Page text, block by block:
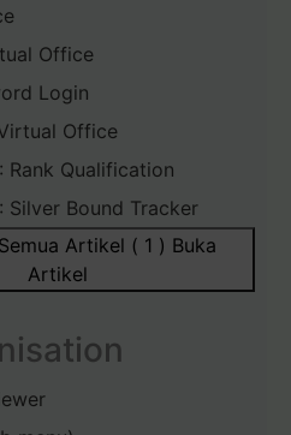
Office
Login
Office
Rank Qualification
Silver Bound Tracker
Artikel ( 1 ) Buka
Artikel